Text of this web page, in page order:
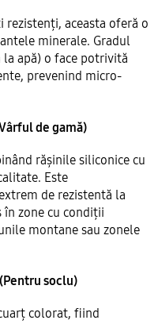
rezistenți, aceasta oferă o
minerale. Gradul
apă) o face potrivită
prevenind micro-
de gamă)
rășinile siliconice cu
Este
de rezistentă la
în zone cu condiții
montane sau zonele
soclu)
colorat, fiind